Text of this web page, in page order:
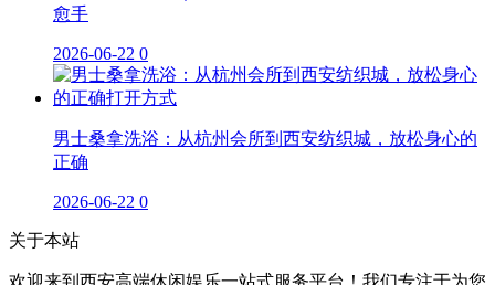
愈手
2026-06-22 0
男士桑拿洗浴：从杭州会所到西安纺织城，放松身心的
正确
2026-06-22 0
关于本站
欢迎来到西安高端休闲娱乐一站式服务平台！我们专注于为您